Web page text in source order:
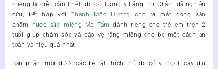
miệng là điều cần thiết,do đó lương y Lặng Thị Châm đã nghiên
cứu, kết hợp vớiThanh Mộc Hương
cho ra mắt dòng sản
phẩm nước súc miệng Mẹ Tấm
dành riêng cho trẻ em trên 2
tuổi giúp chăm sóc và bảo vệ răng miệng cho bé một cách an
toàn và hiệu quả nhất.
Sản phẩm mới được các bé rất thích thú do có vị ngọt, cay dịu